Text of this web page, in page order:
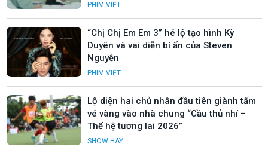
PHIM VIỆT
“Chị Chị Em Em 3” hé lộ tạo hình Kỳ
Duyên và vai diễn bí ẩn của Steven
Nguyễn
PHIM VIỆT
Lộ diện hai chủ nhân đầu tiên giành tấm
vé vàng vào nhà chung “Cầu thủ nhí –
Thế hệ tương lai 2026”
SHOW HAY